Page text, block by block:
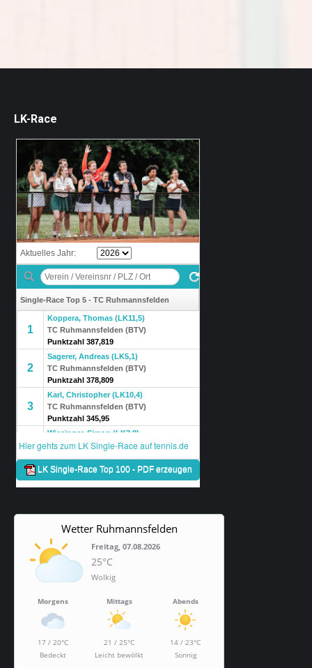
LK-Race
Wetter Ruhmannsfelden
Freitag, 07.08.2026
25°C
Wolkig
Morgens
17 / 20°C
Bedeckt
Mittags
21 / 25°C
Leicht bewölkt
Abends
14 / 23°C
Sonnig